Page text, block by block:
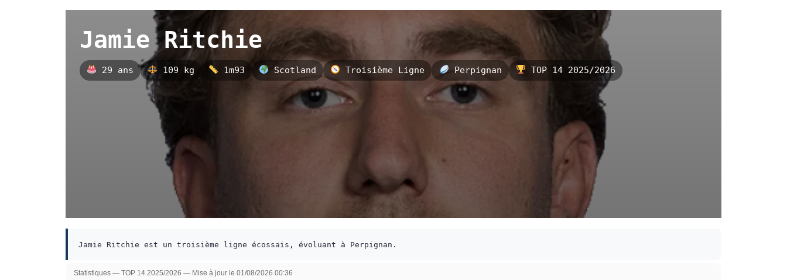
Jamie Ritchie
29 ans 109 kg 1m93 Scotland Troisième Ligne Perpignan TOP 14 2025/2026
Jamie Ritchie est un troisième ligne écossais, évoluant à Perpignan.
Statistiques — TOP 14 2025/2026 — Mise à jour le 01/08/2026 00:36